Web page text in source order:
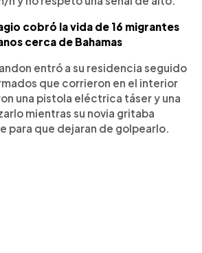
cobró la vida de 16 migrantes
cerca de Bahamas
entró a su residencia seguido
que corrieron en el interior
una pistola eléctrica táser y una
mientras su novia gritaba
para que dejaran de golpearlo.